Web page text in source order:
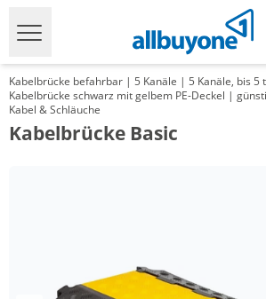
Kabelbrücke befahrbar | 5 Kanäle | 5 Kanäle, bis
Kabelbrücke schwarz mit gelbem PE-Deckel |
Kabel & Schläuche
Kabelbrücke Basic